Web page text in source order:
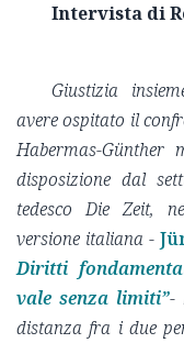
Intervista di
Giustizia
avere ospitato il
Habermas-Günther
disposizione dal
tedesco Die Zeit,
versione italiana -
Diritti
vale senza limiti”-
distanza fra i due